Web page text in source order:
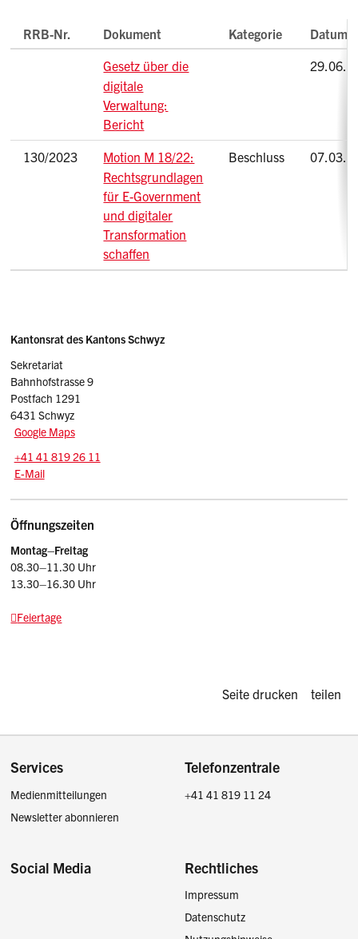
RRB-Nr. Dokument Kategorie
Datum
Gesetz über die
digitale
Verwaltung:
Bericht
130/2023
Motion M 18/22:
Rechtsgrundlagen
für E-Government
und digitaler
Transformation
schaffen
Beschluss
Sidebar
Adresse
Kantonsrat des Kantons Schwyz
Sekretariat
Bahnhofstrasse 9
Postfach 1291
6431 Schwyz
Google Maps
Tel.:
+41 41 819 26 11
E-Mail: kr
E-Mail
Öffnungszeiten
Montag–Freitag
08.30–11.30 Uhr
13.30–16.30 Uhr
Feiertage
Diese Seite
Seite drucken teilen
Footer
Services
Medienmitteilungen
Newsletter abonnieren
Telefonzentrale
+41 41 819 11 24
Social Media Rechtliches
Impressum
Datenschutz